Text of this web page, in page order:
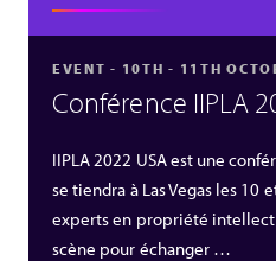
EVENT - 10TH - 11TH
Conférence IIPLA
IIPLA 2022 USA est une
se tiendra à Las Vegas les 10
experts en propriété
scène pour échanger …